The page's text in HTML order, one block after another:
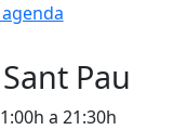
Pau
a 21:30h